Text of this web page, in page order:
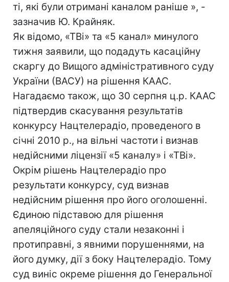
ті, які були отримані каналом раніше », -
зазначив Ю. Крайняк.
Як відомо, «ТВі» та «5 канал» минулого
тижня заявили, що подадуть касаційну
скаргу до Вищого адміністративного суду
України (ВАСУ) на рішення КААС.
Нагадаємо також, що 30 серпня ц.р. КААС
підтвердив скасування результатів
конкурсу Нацтелерадіо, проведеного в
січні 2010 р., на вільні частоти і визнав
недійсними ліцензії «5 каналу» і «ТВі».
Окрім рішень Нацтелерадіо про
результати конкурсу, суд визнав
недійсним рішення про його оголошенні.
Єдиною підставою для рішення
апеляційного суду стали незаконні і
протиправні, з явними порушеннями, на
його думку, дії з боку Нацтелерадіо. Тому
суд виніс окреме рішення до Генеральної